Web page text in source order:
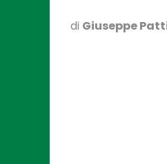
di Giuseppe